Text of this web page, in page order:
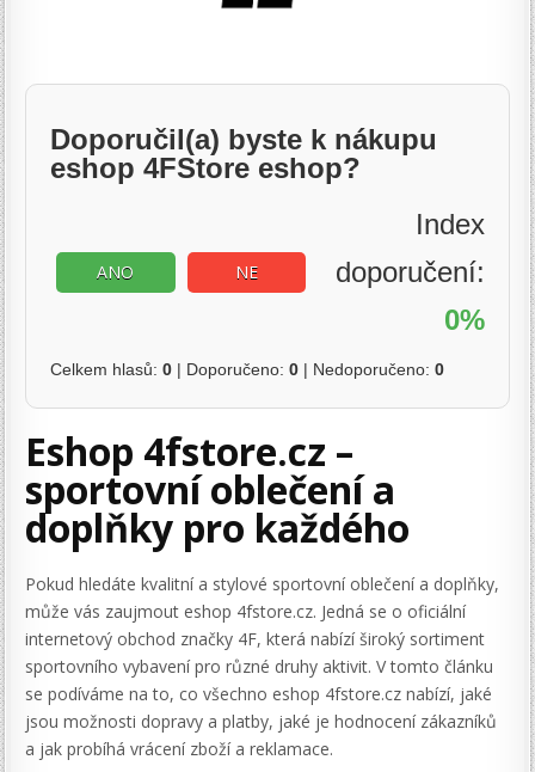
Doporučil(a) byste k nákupu
eshop 4FStore eshop?
ANO NE
Index
doporučení:
0%
Celkem hlasů:0 | Doporučeno:0 | Nedoporučeno:0
Eshop 4fstore.cz –
sportovní oblečení a
doplňky pro každého
Pokud hledáte kvalitní a stylové sportovní oblečení a doplňky,
může vás zaujmout eshop 4fstore.cz. Jedná se o oficiální
internetový obchod značky 4F, která nabízí široký sortiment
sportovního vybavení pro různé druhy aktivit. V tomto článku
se podíváme na to, co všechno eshop 4fstore.cz nabízí, jaké
jsou možnosti dopravy a platby, jaké je hodnocení zákazníků
a jak probíhá vrácení zboží a reklamace.